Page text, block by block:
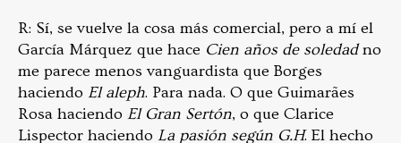
R: Sí, se vuelve la cosa más comercial, pero a mí el
García Márquez que hace Cien años de soledadno
me parece menos vanguardista que Borges
haciendo El aleph. Para nada. O que Guimarães
Rosa haciendo El Gran Sertón, o que Clarice
Lispector haciendo La pasión según G.H. El hecho